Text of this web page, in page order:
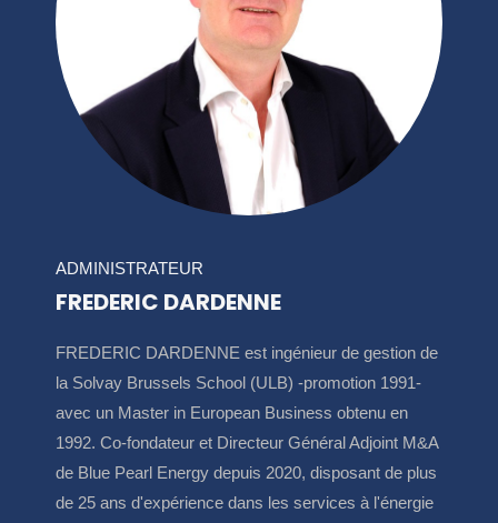
ADMINISTRATEUR
FREDERIC DARDENNE
FREDERIC DARDENNE est ingénieur de gestion de
la Solvay Brussels School (ULB) -promotion 1991-
avec un Master in European Business obtenu en
1992. Co-fondateur et Directeur Général Adjoint M&A
de Blue Pearl Energy depuis 2020, disposant de plus
de 25 ans d'expérience dans les services à l'énergie